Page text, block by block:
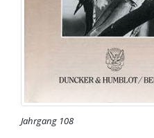
Jahrgang 108